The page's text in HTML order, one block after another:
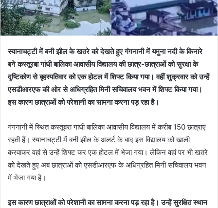
स्यानाचट्टी में बनी झील के खतरे को देखते हुए गंगनानी में यमुना नदी के किनारे
बने कस्तूरबा गांधी बालिका आवासीय विद्यालय की छात्र-छात्राओं को सुरक्षा के
दृष्टिकोण से बृहस्पतिवार को एक होटल में शिफ्ट किया गया। वहीं शुक्रवार को उन्हें
एसडीआरएफ की ओर से अधिग्रहित मिनी सचिवालय भवन में शिफ्ट किया गया।
इस कारण छात्राओं को परेशानी का सामना करना पड़ रहा है।
गंगनानी में स्थित कस्तूबरा गांधी बालिका आवासीय विद्यालय में करीब 150 छात्राएं
रहती हैं। स्यानाचट्टी में बनी झील के अलर्ट के बाद इस विद्यालय को खाली
करवाकर वहां से उन्हें शिफ्ट कर एक होटल में भेजा गया। लेकिन वहां पर भी खतरे
को देखते हुए अब छात्राओं को एसडीआरएफ के अधिग्रहित मिनी सचिवालय भवन
में भेजा गया है।
इस कारण छात्राओं को परेशानी का सामना करना पड़ रहा है। उन्हें सुरक्षित स्थान